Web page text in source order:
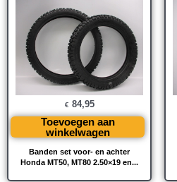
Banden set voor- en achter
Honda MT50, MT80 2.50×19 en...
€ 84,95
Toevoegen aan
winkelwagen